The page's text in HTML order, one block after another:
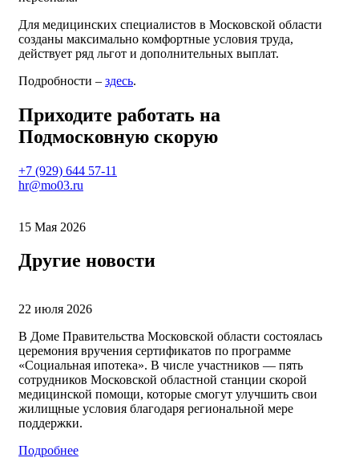
Для медицинских специалистов в Московской области
созданы максимально комфортные условия труда,
действует ряд льгот и дополнительных выплат.
Подробности – здесь.
Приходите работать на
Подмосковную скорую
+7 (929) 644 57-11
hr@mo03.ru
15 Мая 2026
Другие новости
22 июля 2026
В Доме Правительства Московской области состоялась
церемония вручения сертификатов по программе
«Социальная ипотека». В числе участников — пять
сотрудников Московской областной станции скорой
медицинской помощи, которые смогут улучшить свои
жилищные условия благодаря региональной мере
поддержки.
Подробнее